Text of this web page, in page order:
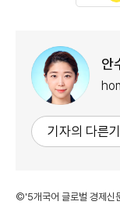
안
기자의 다른
©'5개국어 글로벌 경제신